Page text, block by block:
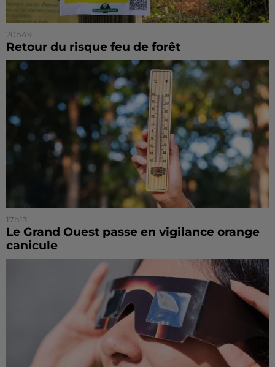
20h49
Retour du risque feu de forêt
17h13
Le Grand Ouest passe en vigilance orange
canicule